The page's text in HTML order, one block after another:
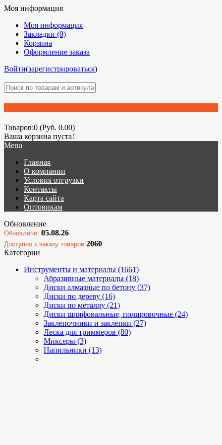
Моя информация
Моя информация
Закладки (0)
Корзина
Оформление заказа
Войти(зарегистрироваться)
Товаров:0 (Руб. 0.00)
Ваша корзина пуста!
Menu
Главная
О компании
Условия отгрузки
Контакты
Карта сайта
Оптовикам
Обновление
Обновлено: 05.08.26
Доступно к заказу товаров:2060
Категории
Инструменты и материалы (1661)
Абразивные материалы (18)
Диски алмазные по бетону (37)
Диски по дереву (16)
Диски по металлу (21)
Диски шлифовальные, полировочные (24)
Заклепочники и заклепки (27)
Леска для триммеров (80)
Миксеры (3)
Напильники (13)